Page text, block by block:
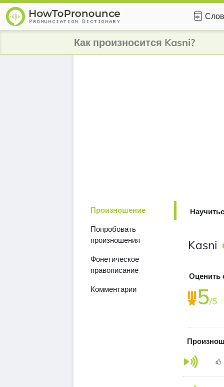
Как произносится Kasni?
Произношение
Попробовать
произношения
Фонетическое
правописание
Комментарии
Kasni
Оценить
5/5